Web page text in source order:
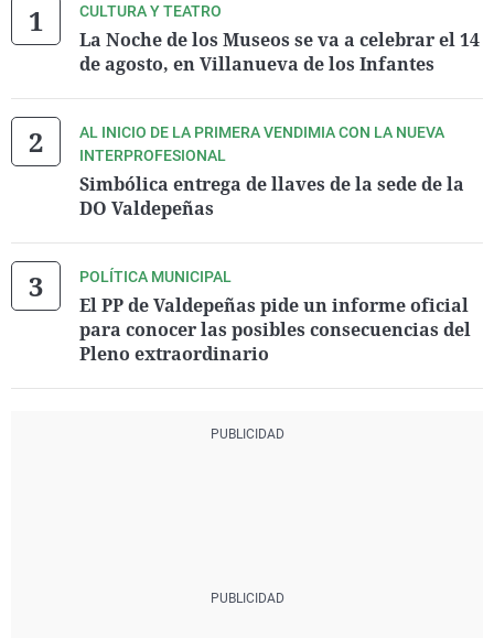
CULTURA Y TEATRO
La Noche de los Museos se va a celebrar el 14
de agosto, en Villanueva de los Infantes
AL INICIO DE LA PRIMERA VENDIMIA CON LA NUEVA
INTERPROFESIONAL
Simbólica entrega de llaves de la sede de la
DO Valdepeñas
POLÍTICA MUNICIPAL
El PP de Valdepeñas pide un informe oficial
para conocer las posibles consecuencias del
Pleno extraordinario